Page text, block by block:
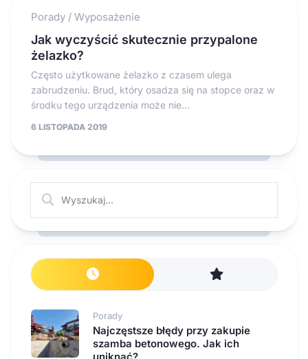
Porady / Wyposażenie
Jak wyczyścić skutecznie przypalone
żelazko?
Często użytkowane żelazko z czasem ulega
zabrudzeniu. Brud, który osadza się na stopce oraz w
środku tego urządzenia może nie...
6 LISTOPADA 2019
Porady
Najczęstsze błędy przy zakupie
szamba betonowego. Jak ich